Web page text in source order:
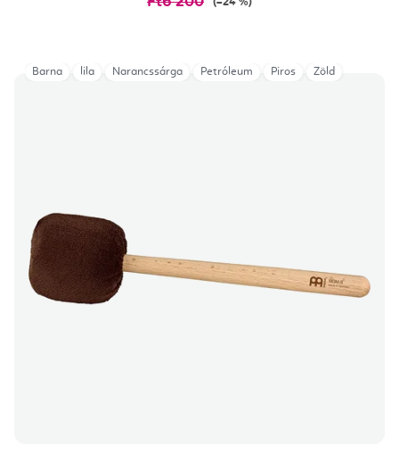
Barna lila Narancssárga Petróleum Piros Zöld